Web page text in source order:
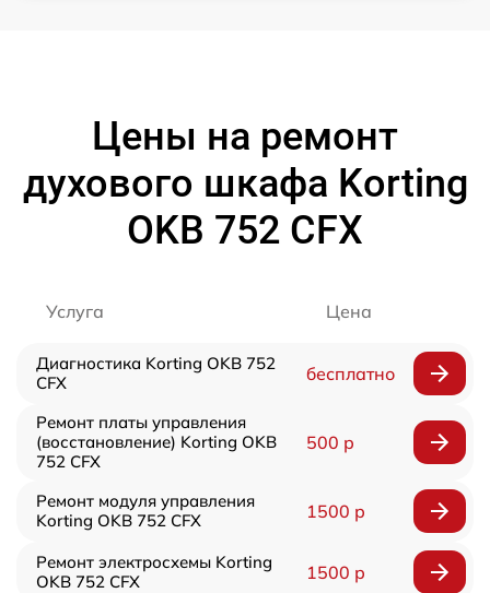
Цены на ремонт
духового шкафа Korting
OKB 752 CFX
Услуга Цена
Диагностика Korting OKB 752
CFX
бесплатно
Ремонт платы управления
(восстановление) Korting OKB
752 CFX
500 р
Ремонт модуля управления
Korting OKB 752 CFX
1500 р
Ремонт электросхемы Korting
OKB 752 CFX
1500 р